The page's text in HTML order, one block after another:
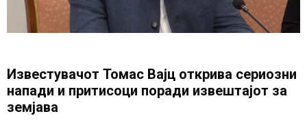
Известувачот Томас Вајц открива сериозни
напади и притисоци поради извештајот за
земјава